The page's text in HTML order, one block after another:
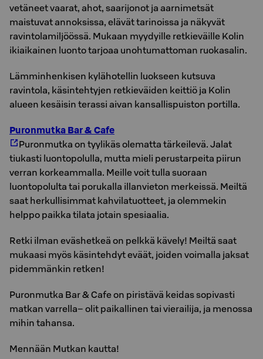
vetäneet vaarat, ahot, saarijonot ja aarnimetsät
maistuvat annoksissa, elävät tarinoissa ja näkyvät
ravintolamiljöössä. Mukaan myydyille retkieväille Kolin
ikiaikainen luonto tarjoaa unohtumattoman ruokasalin.
Lämminhenkisen kylähotellin luokseen kutsuva
ravintola, käsintehtyjen retkieväiden keittiö ja Kolin
alueen kesäisin terassi aivan kansallispuiston portilla.
Puronmutka Bar & Cafe
Puronmutka on tyylikäs olematta tärkeilevä. Jalat
tiukasti luontopolulla, mutta mieli perustarpeita piirun
verran korkeammalla. Meille voit tulla suoraan
luontopolulta tai porukalla illanvieton merkeissä. Meiltä
saat herkullisimmat kahvilatuotteet, ja olemmekin
helppo paikka tilata jotain spesiaalia.
Retki ilman eväshetkeä on pelkkä kävely! Meiltä saat
mukaasi myös käsintehdyt eväät, joiden voimalla jaksat
pidemmänkin retken!
Puronmutka Bar & Cafe on piristävä keidas sopivasti
matkan varrella– olit paikallinen tai vierailija, ja menossa
mihin tahansa.
Mennään Mutkan kautta!